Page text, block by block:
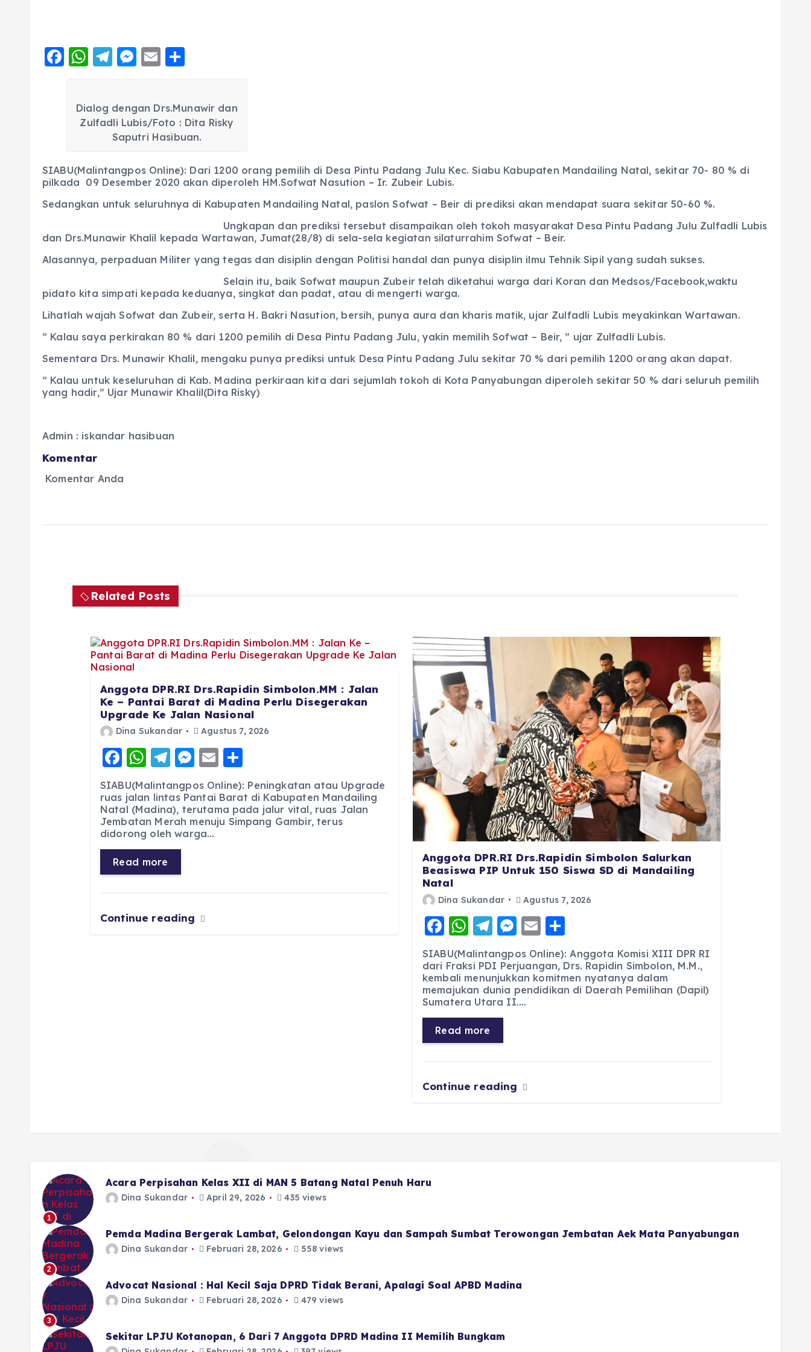
F
o
k
W
ts
A
p
T
g
r
m
M
e
n
er
E
l
re
Dialog dengan Drs.Munawir dan
Zulfadli Lubis/Foto : Dita Risky
Saputri Hasibuan.
SIABU(Malintangpos Online): Dari 1200 orang pemilih di Desa Pintu Padang Julu Kec. Siabu Kabupaten Mandailing Natal, sekitar 70- 80 % di
pilkada 09 Desember 2020 akan diperoleh HM.Sofwat Nasution – Ir. Zubeir Lubis.
Sedangkan untuk seluruhnya di Kabupaten Mandailing Natal, paslon Sofwat – Beir di prediksi akan mendapat suara sekitar 50-60 %.
Ungkapan dan prediksi tersebut disampaikan oleh tokoh masyarakat Desa Pintu Padang Julu Zulfadli Lubis
dan Drs.Munawir Khalil kepada Wartawan, Jumat(28/8) di sela-sela kegiatan silaturrahim Sofwat – Beir.
Alasannya, perpaduan Militer yang tegas dan disiplin dengan Politisi handal dan punya disiplin ilmu Tehnik Sipil yang sudah sukses.
Selain itu, baik Sofwat maupun Zubeir telah diketahui warga dari Koran dan Medsos/Facebook,waktu
pidato kita simpati kepada keduanya, singkat dan padat, atau di mengerti warga.
Lihatlah wajah Sofwat dan Zubeir, serta H. Bakri Nasution, bersih, punya aura dan kharis matik, ujar Zulfadli Lubis meyakinkan Wartawan.
” Kalau saya perkirakan 80 % dari 1200 pemilih di Desa Pintu Padang Julu, yakin memilih Sofwat – Beir, ” ujar Zulfadli Lubis.
Sementara Drs. Munawir Khalil, mengaku punya prediksi untuk Desa Pintu Padang Julu sekitar 70 % dari pemilih 1200 orang akan dapat.
” Kalau untuk keseluruhan di Kab. Madina perkiraan kita dari sejumlah tokoh di Kota Panyabungan diperoleh sekitar 50 % dari seluruh pemilih
yang hadir,” Ujar Munawir Khalil(Dita Risky)
Admin : iskandar hasibuan
Komentar
Komentar Anda
Related Posts
Anggota DPR.RI Drs.Rapidin Simbolon.MM : Jalan
Ke – Pantai Barat di Madina Perlu Disegerakan
Upgrade Ke Jalan Nasional
Dina Sukandar Agustus 7, 2026
F
a
c
e
b
o
o
k
W
h
a
ts
A
p
p
T
e
g
r
a
m
M
ss
e
n
E
m
ai
l
h
a
re
SIABU(Malintangpos Online): Peningkatan atau Upgrade
ruas jalan lintas Pantai Barat di Kabupaten Mandailing
Natal (Madina), terutama pada jalur vital, ruas Jalan
Jembatan Merah menuju Simpang Gambir, terus
didorong oleh warga…
Read more
Continue reading
Anggota DPR.RI Drs.Rapidin Simbolon Salurkan
Beasiswa PIP Untuk 150 Siswa SD di Mandailing
Natal
Dina Sukandar Agustus 7, 2026
F
a
c
e
b
o
o
k
W
h
a
ts
A
p
p
T
el
e
g
r
a
m
M
e
ss
e
n
E
m
ai
l
h
a
re
SIABU(Malintangpos Online): Anggota Komisi XIII DPR RI
dari Fraksi PDI Perjuangan, Drs. Rapidin Simbolon, M.M.,
kembali menunjukkan komitmen nyatanya dalam
memajukan dunia pendidikan di Daerah Pemilihan (Dapil)
Sumatera Utara II.…
Read more
Continue reading
1
Acara Perpisahan Kelas XII di MAN 5 Batang Natal Penuh Haru
Dina Sukandar April 29, 2026 435 views
2
Pemda Madina Bergerak Lambat, Gelondongan Kayu dan Sampah Sumbat Terowongan Jembatan Aek Mata Panyabungan
Dina Sukandar Februari 28, 2026 558 views
3
Advocat Nasional : Hal Kecil Saja DPRD Tidak Berani, Apalagi Soal APBD Madina
Dina Sukandar Februari 28, 2026 479 views
Sekitar LPJU Kotanopan, 6 Dari 7 Anggota DPRD Madina II Memilih Bungkam